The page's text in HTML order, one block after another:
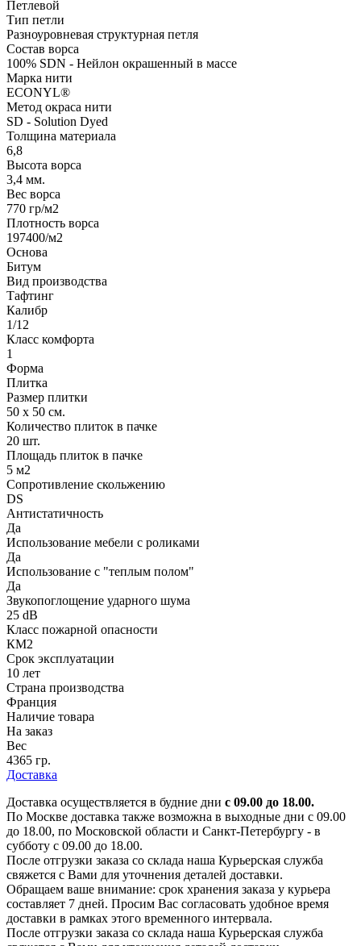
Петлевой
Тип петли
Разноуровневая структурная петля
Состав ворса
100% SDN - Нейлон окрашенный в массе
Марка нити
ECONYL®
Метод окраса нити
SD - Solution Dyed
Толщина материала
6,8
Высота ворса
3,4 мм.
Вес ворса
770 гр/м2
Плотность ворса
197400/м2
Основа
Битум
Вид производства
Тафтинг
Калибр
1/12
Класс комфорта
1
Форма
Плитка
Размер плитки
50 х 50 см.
Количество плиток в пачке
20 шт.
Площадь плиток в пачке
5 м2
Сопротивление скольжению
DS
Антистатичность
Да
Использование мебели с роликами
Да
Использование с "теплым полом"
Да
Звукопоглощение ударного шума
25 dB
Класс пожарной опасности
КМ2
Срок эксплуатации
10 лет
Страна производства
Франция
Наличие товара
На заказ
Вес
4365 гр.
Доставка
Доставка осуществляется в будние дни с 09.00 до 18.00.
По Москве доставка также возможна в выходные дни с 09.00
до 18.00, по Московской области и Санкт-Петербургу - в
субботу с 09.00 до 18.00.
После отгрузки заказа со склада наша Курьерская служба
свяжется с Вами для уточнения деталей доставки.
Обращаем ваше внимание: срок хранения заказа у курьера
составляет 7 дней. Просим Вас согласовать удобное время
доставки в рамках этого временного интервала.
После отгрузки заказа со склада наша Курьерская служба